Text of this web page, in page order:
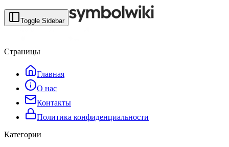
Toggle Sidebar
Страницы
Главная
О нас
Контакты
Политика конфиденциальности
Категории